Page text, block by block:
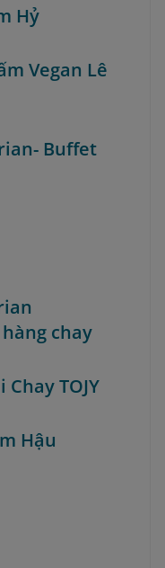
Hỷ
Vegan Lê
Buffet
chay
TOJY
Hậu